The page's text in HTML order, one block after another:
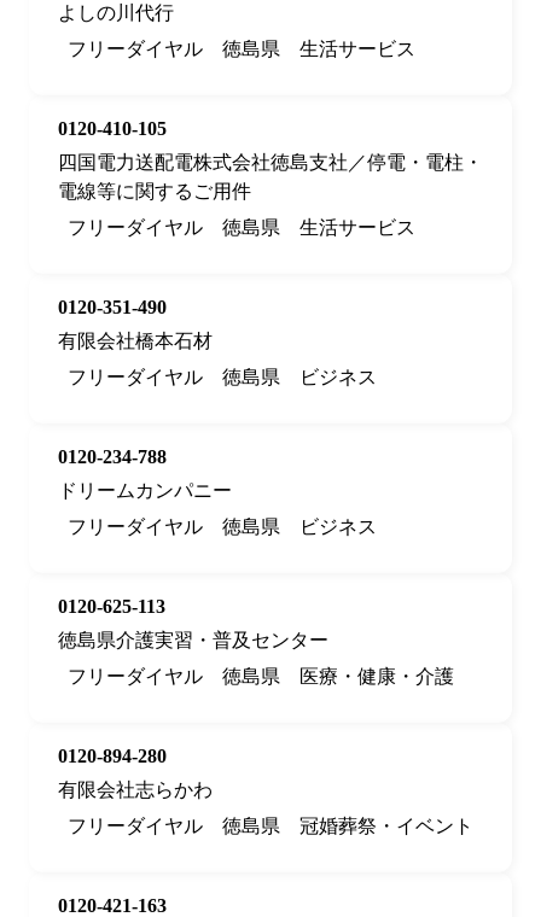
よしの川代行
フリーダイヤル
徳島県 生活サービス
0120-410-105
四国電力送配電株式会社徳島支社／停電・電柱・
電線等に関するご用件
フリーダイヤル
徳島県 生活サービス
0120-351-490
有限会社橋本石材
フリーダイヤル
徳島県 ビジネス
0120-234-788
ドリームカンパニー
フリーダイヤル
徳島県 ビジネス
0120-625-113
徳島県介護実習・普及センター
フリーダイヤル
徳島県 医療・健康・介護
0120-894-280
有限会社志らかわ
フリーダイヤル
徳島県 冠婚葬祭・イベント
0120-421-163